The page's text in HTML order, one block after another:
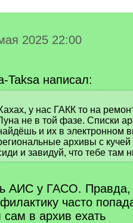
2025 22:00
Taksa написал:
у нас ГАКК то на
не в той фазе. Списки
и их в электронном
архивы с
и завидуй, что тебе там
АИС у ГАСО. Правда,
часто
сам в архив ехать